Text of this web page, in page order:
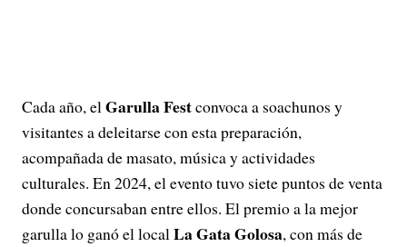
Cada año, elGarulla Festconvoca a soachunos y
visitantes a deleitarse con esta preparación,
acompañada de masato, música y actividades
culturales. En 2024, el evento tuvo siete puntos de venta
donde concursaban entre ellos. El premio a la mejor
garulla lo ganó el localLa Gata Golosa, con más de